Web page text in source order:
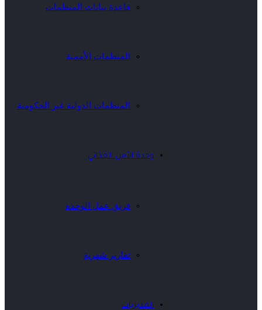
قاعدة بيانات المنظمات
المنظمات الأممية
المنظمات الدولية غير الحكومية
وحدة الأمن الغذائي
فريق عمل الوحدة
تقارير شهرية
المديريات